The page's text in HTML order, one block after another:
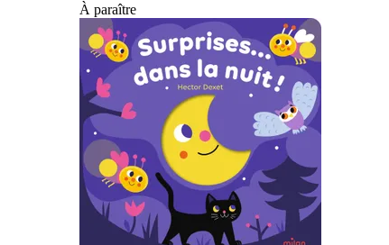
À paraître